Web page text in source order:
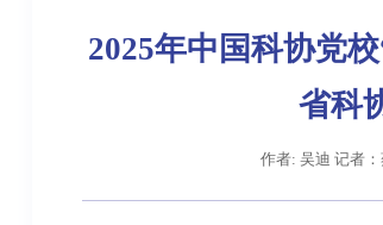
2025年中国科协党
省科
作者: 吴迪 记者